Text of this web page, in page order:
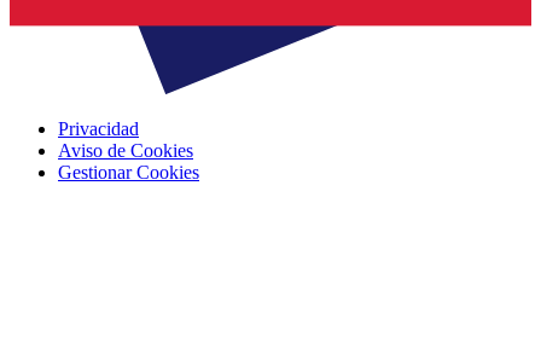
Privacidad
Aviso de Cookies
Gestionar Cookies